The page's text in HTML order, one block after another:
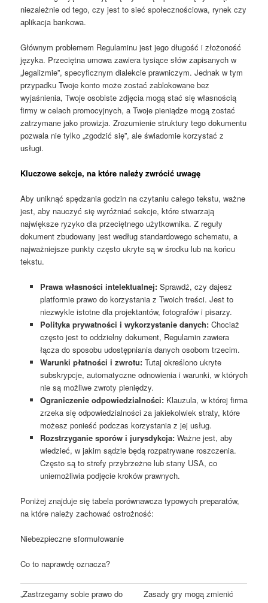
niezależnie od tego, czy jest to sieć społecznościowa, rynek czy
aplikacja bankowa.
Głównym problemem Regulaminu jest jego długość i złożoność
języka. Przeciętna umowa zawiera tysiące słów zapisanych w
„legalizmie”, specyficznym dialekcie prawniczym. Jednak w tym
przypadku Twoje konto może zostać zablokowane bez
wyjaśnienia, Twoje osobiste zdjęcia mogą stać się własnością
firmy w celach promocyjnych, a Twoje pieniądze mogą zostać
zatrzymane jako prowizja. Zrozumienie struktury tego dokumentu
pozwala nie tylko „zgodzić się”, ale świadomie korzystać z
usługi.
Kluczowe sekcje, na które należy zwrócić uwagę
Aby uniknąć spędzania godzin na czytaniu całego tekstu, ważne
jest, aby nauczyć się wyróżniać sekcje, które stwarzają
największe ryzyko dla przeciętnego użytkownika. Z reguły
dokument zbudowany jest według standardowego schematu, a
najważniejsze punkty często ukryte są w środku lub na końcu
tekstu.
Prawa własności intelektualnej:Sprawdź, czy dajesz
platformie prawo do korzystania z Twoich treści. Jest to
niezwykle istotne dla projektantów, fotografów i pisarzy.
Polityka prywatności i wykorzystanie danych:Chociaż
często jest to oddzielny dokument, Regulamin zawiera
łącza do sposobu udostępniania danych osobom trzecim.
Warunki płatności i zwrotu:Tutaj określono ukryte
subskrypcje, automatyczne odnowienia i warunki, w których
nie są możliwe zwroty pieniędzy.
Ograniczenie odpowiedzialności:Klauzula, w której firma
zrzeka się odpowiedzialności za jakiekolwiek straty, które
możesz ponieść podczas korzystania z jej usług.
Rozstrzyganie sporów i jurysdykcja:Ważne jest, aby
wiedzieć, w jakim sądzie będą rozpatrywane roszczenia.
Często są to strefy przybrzeżne lub stany USA, co
uniemożliwia podjęcie kroków prawnych.
Poniżej znajduje się tabela porównawcza typowych preparatów,
na które należy zachować ostrożność:
Niebezpieczne sformułowanie
Co to naprawdę oznacza?
„Zastrzegamy sobie prawo do
Zasady gry mogą zmienić